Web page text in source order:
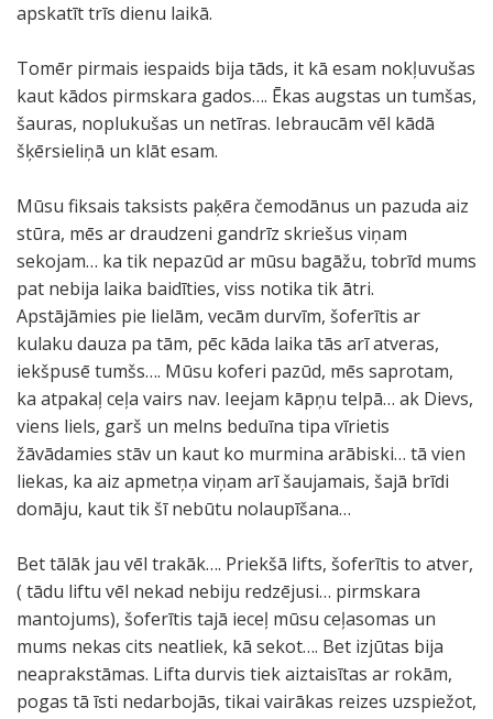
apskatīt trīs dienu laikā.
Tomēr pirmais iespaids bija tāds, it kā esam nokļuvušas
kaut kādos pirmskara gados…. Ēkas augstas un tumšas,
šauras, noplukušas un netīras. Iebraucām vēl kādā
šķērsieliņā un klāt esam.
Mūsu fiksais taksists paķēra čemodānus un pazuda aiz
stūra, mēs ar draudzeni gandrīz skriešus viņam
sekojam… ka tik nepazūd ar mūsu bagāžu, tobrīd mums
pat nebija laika baidīties, viss notika tik ātri.
Apstājāmies pie lielām, vecām durvīm, šoferītis ar
kulaku dauza pa tām, pēc kāda laika tās arī atveras,
iekšpusē tumšs…. Mūsu koferi pazūd, mēs saprotam,
ka atpakaļ ceļa vairs nav. Ieejam kāpņu telpā… ak Dievs,
viens liels, garš un melns beduīna tipa vīrietis
žāvādamies stāv un kaut ko murmina arābiski… tā vien
liekas, ka aiz apmetņa viņam arī šaujamais, šajā brīdi
domāju, kaut tik šī nebūtu nolaupīšana…
Bet tālāk jau vēl trakāk…. Priekšā lifts, šoferītis to atver,
( tādu liftu vēl nekad nebiju redzējusi… pirmskara
mantojums), šoferītis tajā ieceļ mūsu ceļasomas un
mums nekas cits neatliek, kā sekot…. Bet izjūtas bija
neaprakstāmas. Lifta durvis tiek aiztaisītas ar rokām,
pogas tā īsti nedarbojās, tikai vairākas reizes uzspiežot,